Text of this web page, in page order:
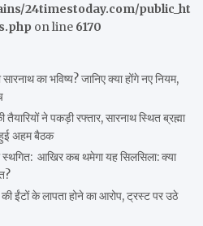
24timestoday.com/public_ht
on line 6170
का भविष्य? जानिए क्या होंगे नए नियम,
ने पकड़ी रफ्तार, सारनाथ स्थित ब्रह्मा
हुई अहम बैठक
स्थगित: आखिर कब थमेगा यह सिलसिला: क्या
की ईंटों के लापता होने का आरोप, ट्रस्ट पर उठे